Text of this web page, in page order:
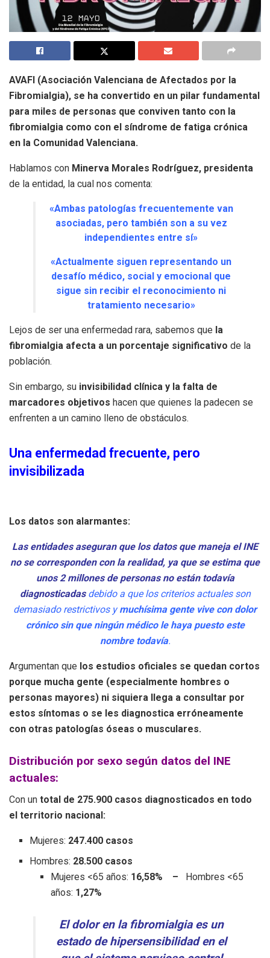
AVAFI (Asociación Valenciana de Afectados por la
Fibromialgia), se ha convertido en un pilar fundamental
para miles de personas que conviven tanto con la
fibromialgia como con el síndrome de fatiga crónica
en la Comunidad Valenciana.
Hablamos con Minerva Morales Rodríguez, presidenta
de la entidad, la cual nos comenta:
«Ambas patologías frecuentemente van
asociadas, pero también son a su vez
independientes entre sí»
«Actualmente siguen representando un
desafío médico, social y emocional que
sigue sin recibir el reconocimiento ni
tratamiento necesario»
Lejos de ser una enfermedad rara, sabemos que la
fibromialgia afecta a un porcentaje significativo de la
población.
Sin embargo, su invisibilidad clínica y la falta de
marcadores objetivos hacen que quienes la padecen se
enfrenten a un camino lleno de obstáculos.
Una enfermedad frecuente, pero
invisibilizada
Los datos son alarmantes:
Las entidades aseguran que los datos que maneja el INE
no se corresponden con la realidad, ya que se estima que
unos 2 millones de personas no están todavía
diagnosticadas debido a que los criterios actuales son
demasiado restrictivos ymuchísima gente vive con dolor
crónico sin que ningún médico le haya puesto este
nombre todavía.
Argumentan que los estudios oficiales se quedan cortos
porque mucha gente (especialmente hombres o
personas mayores) ni siquiera llega a consultar por
estos síntomas o se les diagnostica erróneamente
con otras patologías óseas o musculares.
Distribución por sexo según datos del INE
actuales:
Con un total de 275.900 casos diagnosticados en todo
el territorio nacional:
Mujeres: 247.400 casos
Hombres: 28.500 casos
Mujeres <65 años: 16,58% –
Hombres <65
años: 1,27%
El dolor en la fibromialgia es un
estado de hipersensibilidad en el